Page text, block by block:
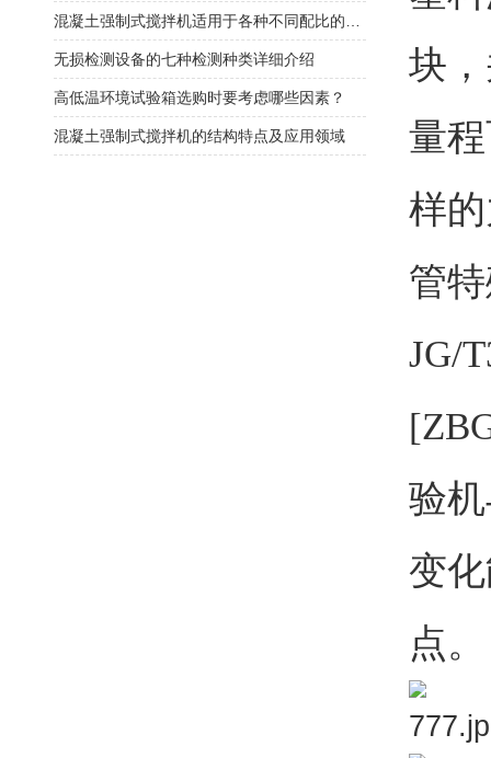
块
量
样
管
JG/
验
变
点。
无损检测设备的七种检测种类详细介绍
高低温环境试验箱选购时要考虑哪些因素？
混凝土强制式搅拌机的结构特点及应用领域